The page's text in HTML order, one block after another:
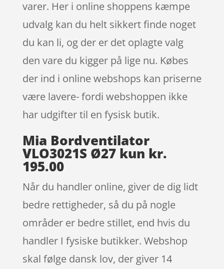
varer. Her i online shoppens kæmpe
udvalg kan du helt sikkert finde noget
du kan li, og der er det oplagte valg
den vare du kigger på lige nu. Købes
der ind i online webshops kan priserne
være lavere- fordi webshoppen ikke
har udgifter til en fysisk butik.
Mia Bordventilator
VLO3021S Ø27 kun kr.
195.00
Når du handler online, giver de dig lidt
bedre rettigheder, så du på nogle
områder er bedre stillet, end hvis du
handler I fysiske butikker. Webshop
skal følge dansk lov, der giver 14